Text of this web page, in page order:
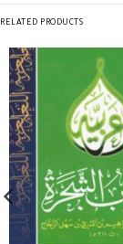
RELATED PRODUCTS